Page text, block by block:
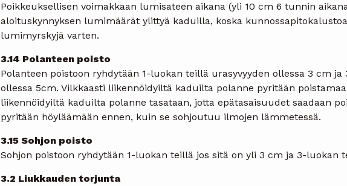
Poikkeuksellisen voimakkaan lumisateen aikana (yli 10 cm 6 tunnin
aloituskynnyksen lumimäärät ylittyä kaduilla, koska
lumimyrskyjä varten.
3.14 Polanteen poisto
Polanteen poistoon ryhdytään 1-luokan teillä urasyvyyden ollessa 3 cm
ollessa 5cm. Vilkkaasti liikennöidyiltä kaduilta polanne pyritään
liikennöidyiltä kaduilta polanne tasataan, jotta epätasaisuudet saadaan
pyritään höyläämään ennen, kuin se sohjoutuu ilmojen lämmetessä.
3.15 Sohjon poisto
Sohjon poistoon ryhdytään 1-luokan teillä jos sitä on yli 3 cm ja 3-luokan
3.2 Liukkauden torjunta